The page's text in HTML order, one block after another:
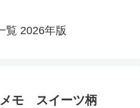
覧 2026年版
モ スイーツ柄